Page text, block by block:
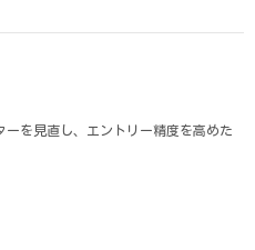
ーを見直し、エントリー精度を高めた